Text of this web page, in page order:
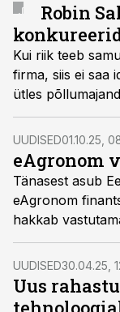
Robin
Kui riik teeb
firma, siis ei saa
ütles
Saluoks.
UUDISED01.10.25,
eAgronom
Tänasest asub
eAgronom
hakkab
ettevõtte
UUDISED30.04.25,
Uus